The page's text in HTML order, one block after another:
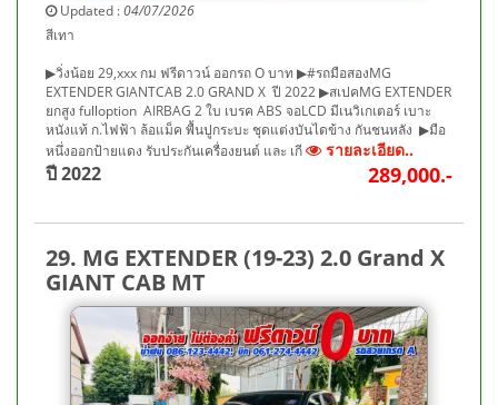
Updated :04/07/2026
สีเทา
▶วิ่งน้อย 29,xxx กม ฟรีดาวน์ ออกรถ O บาท ▶#รถมือสองMG
EXTENDER GIANTCAB 2.0 GRAND X ปี 2022 ▶สเปคMG EXTENDER
ยกสูง fulloption AIRBAG 2 ใบ เบรค ABS จอLCD มีเนวิเกเตอร์ เบาะ
หนังแท้ ก.ไฟฟ้า ล้อแม็ค พื้นปูกระบะ ชุดแต่งบันไดข้าง กันชนหลัง ▶มือ
หนึ่งออกป้ายแดง รับประกันเครื่องยนต์ และ เกี
รายละเอียด..
ปี 2022 289,000.-
29. MG EXTENDER (19-23) 2.0 Grand X
GIANT CAB MT